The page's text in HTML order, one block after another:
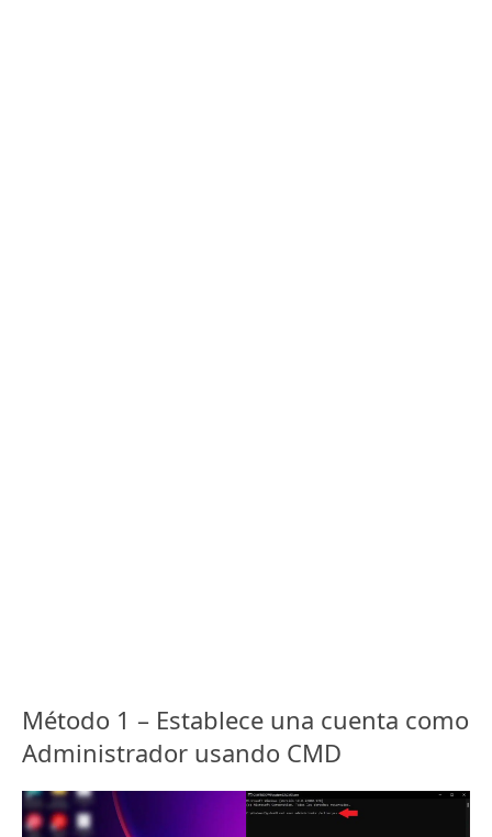
Método 1 – Establece una cuenta como
Administrador usando CMD